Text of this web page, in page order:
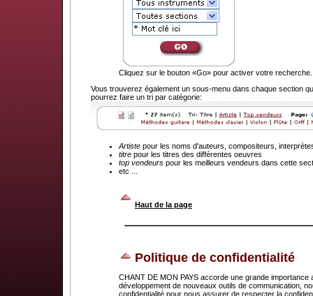
Cliquez sur le bouton «Go» pour activer votre recherche.
Vous trouverez également un sous-menu dans chaque section
pourrez faire un tri par catégorie:
Artiste pour les noms d'auteurs, compositeurs,
titre pour les titres des différentes oeuvres
top vendeurs pour les meilleurs vendeurs dans cette
etc ...
Haut de la page
Politique de confidentialité
CHANT DE MON PAYS accorde une grande
développement de nouveaux outils de communication,
confidentialité pour nous assurer de respecter la